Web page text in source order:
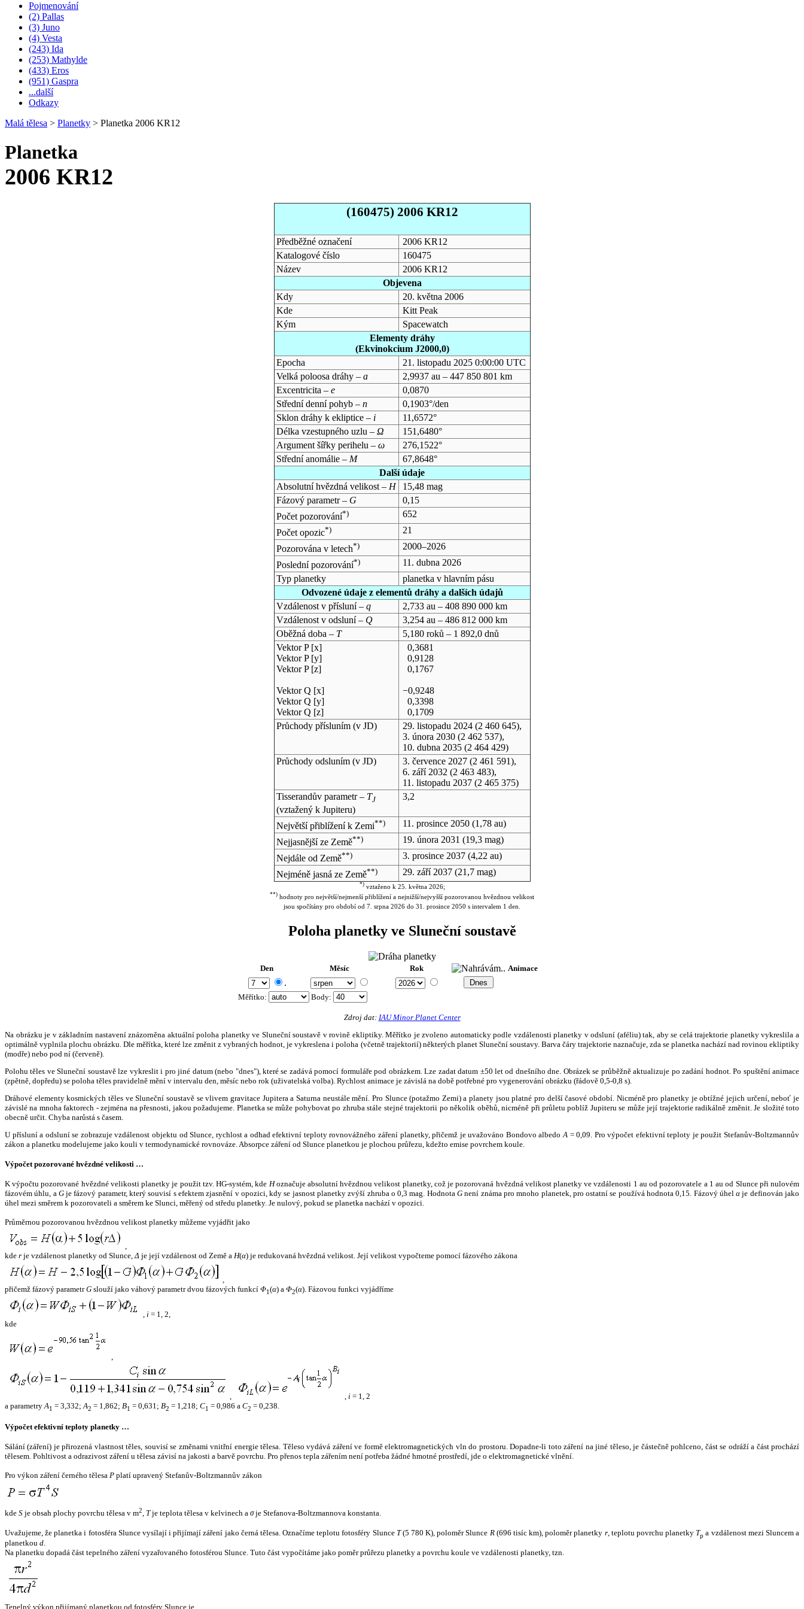
Pojmenování
(2) Pallas
(3) Juno
(4) Vesta
(243) Ida
(253) Mathylde
(433) Eros
(951) Gaspra
...další
Odkazy
Malá tělesa > Planetky > Planetka 2006 KR12
Planetka
2006 KR12
(160475) 2006 KR12
Předběžné označení
2006 KR12
Katalogové číslo
160475
Název
2006 KR12
Objevena
Kdy
20. května 2006
Kde
Kitt Peak
Kým
Spacewatch
Elementy dráhy
(Ekvinokcium J2000,0)
Epocha
21. listopadu 2025 0:00:00 UTC
Velká poloosa dráhy – a
2,9937 au – 447 850 801 km
Excentricita – e
0,0870
Střední denní pohyb – n
0,1903°/den
Sklon dráhy k ekliptice – i
11,6572°
Délka vzestupného uzlu – Ω
151,6480°
Argument šířky perihelu – ω
276,1522°
Střední anomálie – M
67,8648°
Další údaje
Absolutní hvězdná velikost – H
15,48 mag
Fázový parametr – G
0,15
Počet pozorování*)
652
Počet opozic*)
21
Pozorována v letech*)
2000–2026
Poslední pozorování*)
11. dubna 2026
Typ planetky
planetka v hlavním pásu
Odvozené údaje z elementů dráhy a dalších údajů
Vzdálenost v přísluní – q
2,733 au – 408 890 000 km
Vzdálenost v odsluní – Q
3,254 au – 486 812 000 km
Oběžná doba – T
5,180 roků – 1 892,0 dnů
Vektor P [x]
Vektor P [y]
Vektor P [z]
Vektor Q [x]
Vektor Q [y]
Vektor Q [z]
0,3681
0,9128
0,1767
−0,9248
0,3398
0,1709
Průchody přísluním (v JD) 29. listopadu 2024(2 460 645),
3. února 2030(2 462 537),
10. dubna 2035(2 464 429)
Průchody odsluním (v JD) 3. července 2027(2 461 591),
6. září 2032 (2 463 483),
11. listopadu 2037(2 465 375)
Tisserandův parametr – TJ
(vztažený k Jupiteru)
3,2
Největší přiblížení k Zemi**) 11. prosince 2050(1,78 au)
Nejjasnější ze Země**) 19. února 2031 (19,3 mag)
Nejdále od Země**) 3. prosince 2037(4,22 au)
Nejméně jasná ze Země**) 29. září 2037(21,7 mag)
*)vztaženo k 25. května 2026;
**) hodnoty pro největší/nejmenší přiblížení a nejnižší/nejvyšší pozorovanou hvězdnou velikost
jsou spočítány pro období od 7. srpna 2026 do 31. prosince 2050 s intervalem 1 den.
Poloha planetky ve Sluneční soustavě
Den Měsíc Rok Animace
.
Měřítko: Body:
Zdroj dat: IAU Minor Planet Center
Na obrázku je v základním nastavení znázorněna aktuální poloha planetky ve Sluneční soustavě v rovině ekliptiky. Měřítko je zvoleno automaticky podle vzdálenosti planetky v odsluní (aféliu) tak, aby se celá trajektorie planetky vykreslila a
optimálně vyplnila plochu obrázku. Dle měřítka, které lze změnit z vybraných hodnot, je vykreslena i poloha (včetně trajektorií) některých planet Sluneční soustavy. Barva čáry trajektorie naznačuje, zda se planetka nachází nad rovinou ekliptiky
(modře) nebo pod ní (červeně).
Polohu těles ve Sluneční soustavě lze vykreslit i pro jiné datum (nebo "dnes"), které se zadává pomocí formuláře pod obrázkem. Lze zadat datum ±50 let od dnešního dne. Obrázek se průběžně aktualizuje po zadání hodnot. Po spuštění animace
(zpětně, dopředu) se poloha těles pravidelně mění v intervalu den, měsíc nebo rok (uživatelská volba). Rychlost animace je závislá na době potřebné pro vygenerování obrázku (řádově 0,5-0,8 s).
Dráhové elementy kosmických těles ve Sluneční soustavě se vlivem gravitace Jupitera a Saturna neustále mění. Pro Slunce (potažmo Zemi) a planety jsou platné pro delší časové období. Nicméně pro planetky je obtížné jejich určení, neboť je
závislé na mnoha faktorech - zejména na přesnosti, jakou požadujeme. Planetka se může pohybovat po zhruba stále stejné trajektorii po několik oběhů, nicméně při průletu poblíž Jupiteru se může její trajektorie radikálně změnit. Je složité toto
obecně určit. Chyba narůstá s časem.
U přísluní a odsluní se zobrazuje vzdálenost objektu od Slunce, rychlost a odhad efektivní teploty rovnovážného záření planetky, přičemž je uvažováno Bondovo albedo A = 0,09. Pro výpočet efektivní teploty je použit Stefanův-Boltzmannův
zákon a planetku modelujeme jako kouli v termodynamické rovnováze. Absorpce záření od Slunce planetkou je plochou průřezu, kdežto emise povrchem koule.
Výpočet pozorované hvězdné velikosti …
K výpočtu pozorované hvězdné velikosti planetky je použit tzv. HG-systém, kde Hoznačuje absolutní hvězdnou velikost planetky, což je pozorovaná hvězdná velikost planetky ve vzdálenosti 1 au od pozorovatele a 1 au od Slunce při nulovém
fázovém úhlu, a Gje fázový parametr, který souvisí s efektem zjasnění v opozici, kdy se jasnost planetky zvýší zhruba o 0,3 mag. HodnotaG není známa pro mnoho planetek, pro ostatní se používá hodnota 0,15. Fázový úhelα je definován jako
úhel mezi směrem k pozorovateli a směrem ke Slunci, měřený od středu planetky. Je nulový, pokud se planetka nachází v opozici.
Průměrnou pozorovanou hvězdnou velikost planetky můžeme vyjádřit jako
,
kde r je vzdálenost planetky od Slunce,Δ je její vzdálenost od Země a H(α) je redukovaná hvězdná velikost. Její velikost vypočteme pomocí fázového zákona
,
přičemž fázový parametrG slouží jako váhový parametr dvou fázových funkcí Φ1(α) a Φ2(α). Fázovou funkci vyjádříme
, i = 1, 2,
kde
,
, , i = 1, 2
a parametryA1 = 3,332;A2 = 1,862; B1 = 0,631; B2 = 1,218; C1 = 0,986 a C2 = 0,238.
Výpočet efektivní teploty planetky …
Sálání (záření) je přirozená vlastnost těles, souvisí se změnami vnitřní energie tělesa. Těleso vydává záření ve formě elektromagnetických vln do prostoru. Dopadne-li toto záření na jiné těleso, je částečně pohlceno, část se odráží a část prochází
tělesem. Pohltivost a odrazivost záření u tělesa závisí na jakosti a barvě povrchu. Pro přenos tepla zářením není potřeba žádné hmotné prostředí, jde o elektromagnetické vlnění.
Pro výkon záření černého tělesa P platí upravený Stefanův-Boltzmannův zákon
kde S je obsah plochy povrchu tělesa v m2, Tje teplota tělesa v kelvinech a σje Stefanova-Boltzmannova konstanta.
Uvažujeme, že planetka i fotosféra Slunce vysílají i přijímají záření jako černá tělesa. Označíme teplotu fotosféry Slunce T(5 780 K), poloměr Slunce R(696 tisíc km), poloměr planetky r, teplotu povrchu planetky Tp a vzdálenost mezi Sluncem a
planetkou d.
Na planetku dopadá část tepelného záření vyzařovaného fotosférou Slunce. Tuto část vypočítáme jako poměr průřezu planetky a povrchu koule ve vzdálenosti planetky, tzn.
Tepelný výkon přijímaný planetkou od fotosféry Slunce je